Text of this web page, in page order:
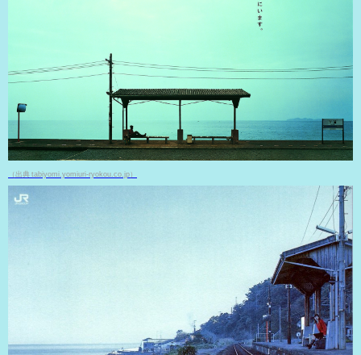
（出典 tabiyomi.yomiuri-ryokou.co.jp）